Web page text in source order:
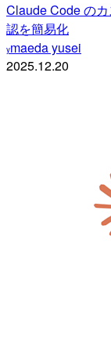
Claude Code の
認を簡易化
ymaeda yusei
2025.12.20